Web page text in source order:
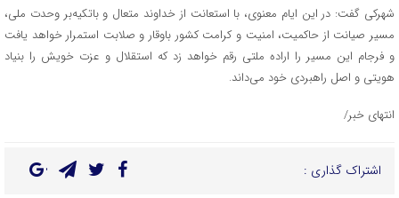
شهرکی گفت: در این ایام معنوی، با استعانت از خداوند متعال و باتکیه‌بر وحدت ملی،
مسیر صیانت از حاکمیت، امنیت و کرامت کشور باوقار و صلابت استمرار خواهد یافت
و فرجام این مسیر را اراده ملتی رقم خواهد زد که استقلال و عزت خویش را بنیاد
هویتی و اصل راهبردی خود می‌داند.
انتهای خبر/
اشتراک گذاری :